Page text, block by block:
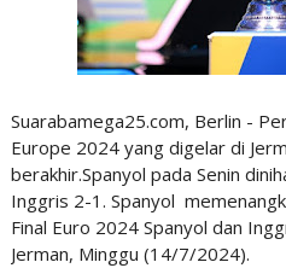
Suarabamega25.com, Berlin -
Europe 2024 yang digelar di
berakhir.Spanyol pada Senin
Inggris 2-1. Spanyol
Final Euro 2024 Spanyol dan
Jerman, Minggu (14/7/2024).